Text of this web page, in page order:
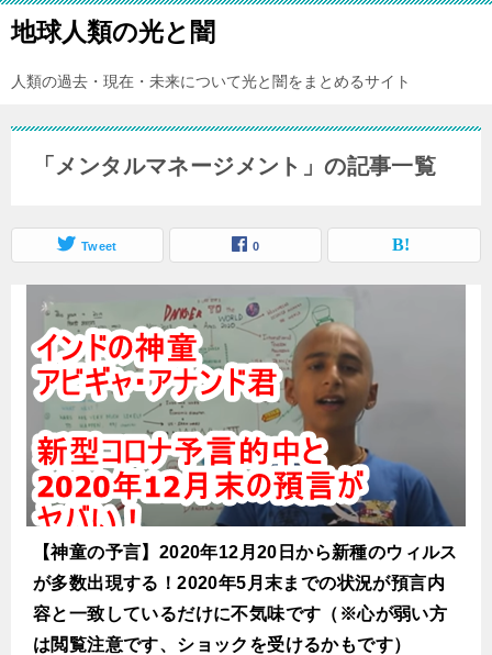
地球人類の光と闇
人類の過去・現在・未来について光と闇をまとめるサイト
「メンタルマネージメント」の記事一覧
Tweet 0
【神童の予言】2020年12月20日から新種のウィルス
が多数出現する！2020年5月末までの状況が預言内
容と一致しているだけに不気味です（※心が弱い方
は閲覧注意です、ショックを受けるかもです）